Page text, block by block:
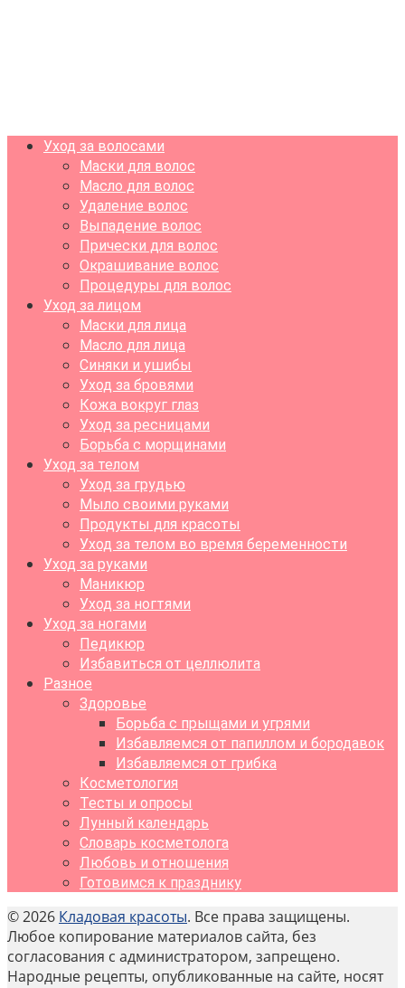
Уход за волосами
Маски для волос
Масло для волос
Удаление волос
Выпадение волос
Прически для волос
Окрашивание волос
Процедуры для волос
Уход за лицом
Маски для лица
Масло для лица
Синяки и ушибы
Уход за бровями
Кожа вокруг глаз
Уход за ресницами
Борьба с морщинами
Уход за телом
Уход за грудью
Мыло своими руками
Продукты для красоты
Уход за телом во время беременности
Уход за руками
Маникюр
Уход за ногтями
Уход за ногами
Педикюр
Избавиться от целлюлита
Разное
Здоровье
Борьба с прыщами и угрями
Избавляемся от папиллом и бородавок
Избавляемся от грибка
Косметология
Тесты и опросы
Лунный календарь
Словарь косметолога
Любовь и отношения
Готовимся к празднику
© 2026 Кладовая красоты. Все права защищены.
Любое копирование материалов сайта, без
согласования с администратором, запрещено.
Народные рецепты, опубликованные на сайте, носят